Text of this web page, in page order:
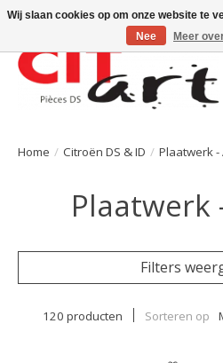
Home / Citroën DS & ID / Plaatwerk -
Plaatwerk
Filters
120 producten Sorteren op
Wij slaan cookies op om onze website te
Nee
Meer